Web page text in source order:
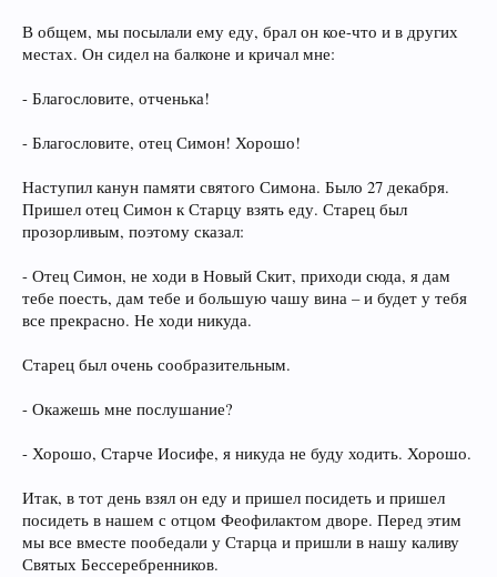
В общем, мы посылали ему еду, брал он кое-что и в других
местах. Он сидел на балконе и кричал мне:
- Благословите, отченька!
- Благословите, отец Симон! Хорошо!
Наступил канун памяти святого Симона. Было 27 декабря.
Пришел отец Симон к Старцу взять еду. Старец был
прозорливым, поэтому сказал:
- Отец Симон, не ходи в Новый Скит, приходи сюда, я дам
тебе поесть, дам тебе и большую чашу вина – и будет у тебя
все прекрасно. Не ходи никуда.
Старец был очень сообразительным.
- Окажешь мне послушание?
- Хорошо, Старче Иосифе, я никуда не буду ходить. Хорошо.
Итак, в тот день взял он еду и пришел посидеть и пришел
посидеть в нашем с отцом Феофилактом дворе. Перед этим
мы все вместе пообедали у Старца и пришли в нашу каливу
Святых Бессеребренников.